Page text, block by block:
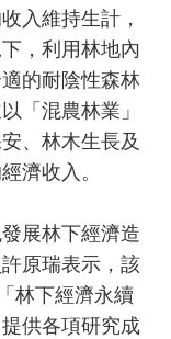
入維持生計，
，利用林地內
的耐陰性森林
「混農林業」
、林木生長及
濟收入。
展林下經濟造
原瑞表示，該
林下經濟永續
供各項研究成